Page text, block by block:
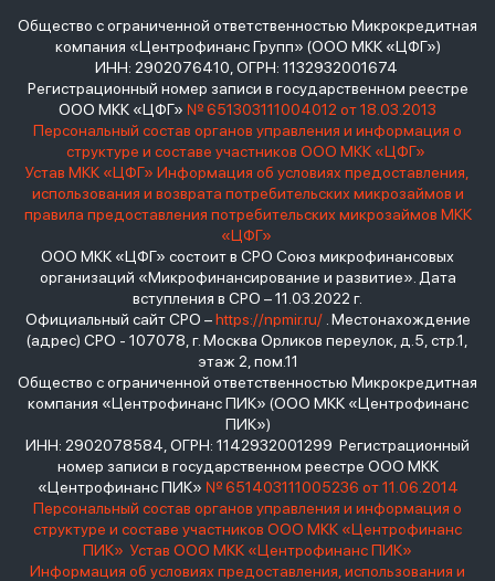
Общество с ограниченной ответственностью Микрокредитная
компания «Центрофинанс Групп» (ООО МКК «ЦФГ»)
ИНН: 2902076410, ОГРН: 1132932001674
Регистрационный номер записи в государственном реестре
ООО МКК «ЦФГ» № 651303111004012 от 18.03.2013
Персональный состав органов управления и информация о
структуре и составе участников ООО МКК «ЦФГ»
Устав МКК «ЦФГ» Информация об условиях предоставления,
использования и возврата потребительских микрозаймов и
правила предоставления потребительских микрозаймов МКК
«ЦФГ»
ООО МКК «ЦФГ» состоит в СРО Союз микрофинансовых
организаций «Микрофинансирование и развитие». Дата
вступления в СРО – 11.03.2022 г.
Официальный сайт СРО –https://npmir.ru/. Местонахождение
(адрес) СРО - 107078, г. Москва Орликов переулок, д.5, стр.1,
этаж 2, пом.11
Общество с ограниченной ответственностью Микрокредитная
компания «Центрофинанс ПИК» (ООО МКК «Центрофинанс
ПИК»)
ИНН: 2902078584, ОГРН: 1142932001299 Регистрационный
номер записи в государственном реестре ООО МКК
«Центрофинанс ПИК» № 651403111005236 от 11.06.2014
Персональный состав органов управления и информация о
структуре и составе участников ООО МКК «Центрофинанс
ПИК» Устав ООО МКК «Центрофинанс ПИК»
Информация об условиях предоставления, использования и